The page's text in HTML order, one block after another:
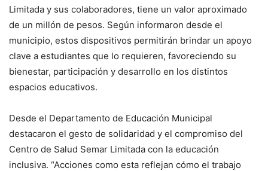
Limitada y sus colaboradores, tiene un valor aproximado
de un millón de pesos. Según informaron desde el
municipio, estos dispositivos permitirán brindar un apoyo
clave a estudiantes que lo requieren, favoreciendo su
bienestar, participación y desarrollo en los distintos
espacios educativos.
Desde el Departamento de Educación Municipal
destacaron el gesto de solidaridad y el compromiso del
Centro de Salud Semar Limitada con la educación
inclusiva. “Acciones como esta reflejan cómo el trabajo